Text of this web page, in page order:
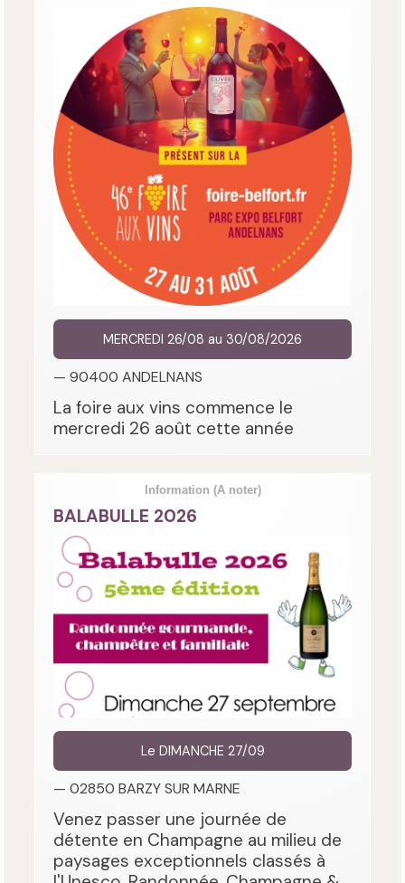
MERCREDI 26/08 au 30/08/2026
— 90400 ANDELNANS
La foire aux vins commence le
mercredi 26 août cette année
Information (A noter)
BALABULLE 2026
Le DIMANCHE 27/09
— 02850 BARZY SUR MARNE
Venez passer une journée de
détente en Champagne au milieu de
paysages exceptionnels classés à